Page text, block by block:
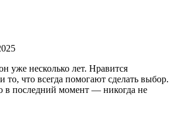
уже несколько лет. Нравится
то, что всегда помогают сделать выбор.
в последний момент — никогда не